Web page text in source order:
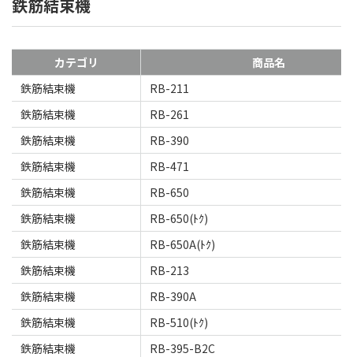
鉄筋結束機
カテゴリ
商品名
鉄筋結束機
RB-211
鉄筋結束機
RB-261
鉄筋結束機
RB-390
鉄筋結束機
RB-471
鉄筋結束機
RB-650
鉄筋結束機
RB-650(ﾄｸ)
鉄筋結束機
RB-650A(ﾄｸ)
鉄筋結束機
RB-213
鉄筋結束機
RB-390A
鉄筋結束機
RB-510(ﾄｸ)
鉄筋結束機
RB-395-B2C